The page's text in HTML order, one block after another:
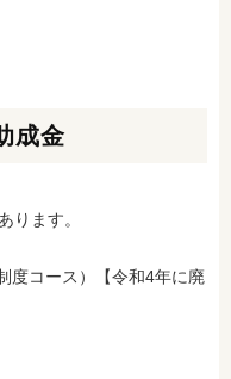
成金
ります。
度コース）【令和4年に廃